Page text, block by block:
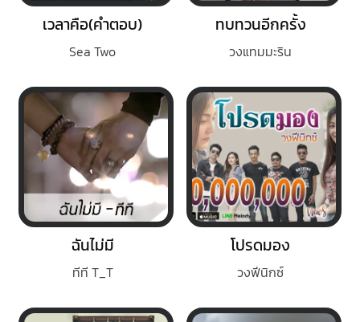
เวลาคือ(คำตอบ)
Sea Two
ทบทวนอีกครั้ง
วงแทมมะริน
ฉันไม่มี
ทีที T_T
โปรดมอง
วงฟีนิกซ์